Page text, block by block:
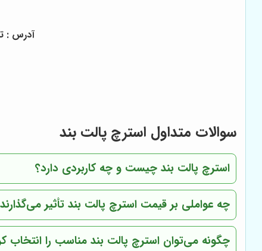
آدرس :
سوالات متداول استرچ پالت بند
استرچ پالت بند چیست و چه کاربردی دارد؟
چه عواملی بر قیمت استرچ پالت بند تأثیر
چگونه می‌توان استرچ پالت بند مناسب را انتخاب